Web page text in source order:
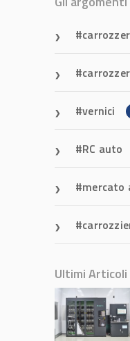
vernici
RC auto
mercato
Ultimi Articoli